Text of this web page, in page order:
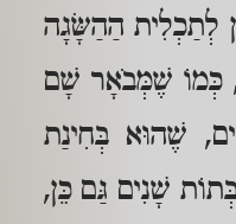
לְתַכְלִית הַהַשָּׂגָה
כְּמוֹ שֶׁמְּבֹאָר שָׁם
שֶׁהוּא בְּחִינַת
שָׁנִים גַּם כֵּן,